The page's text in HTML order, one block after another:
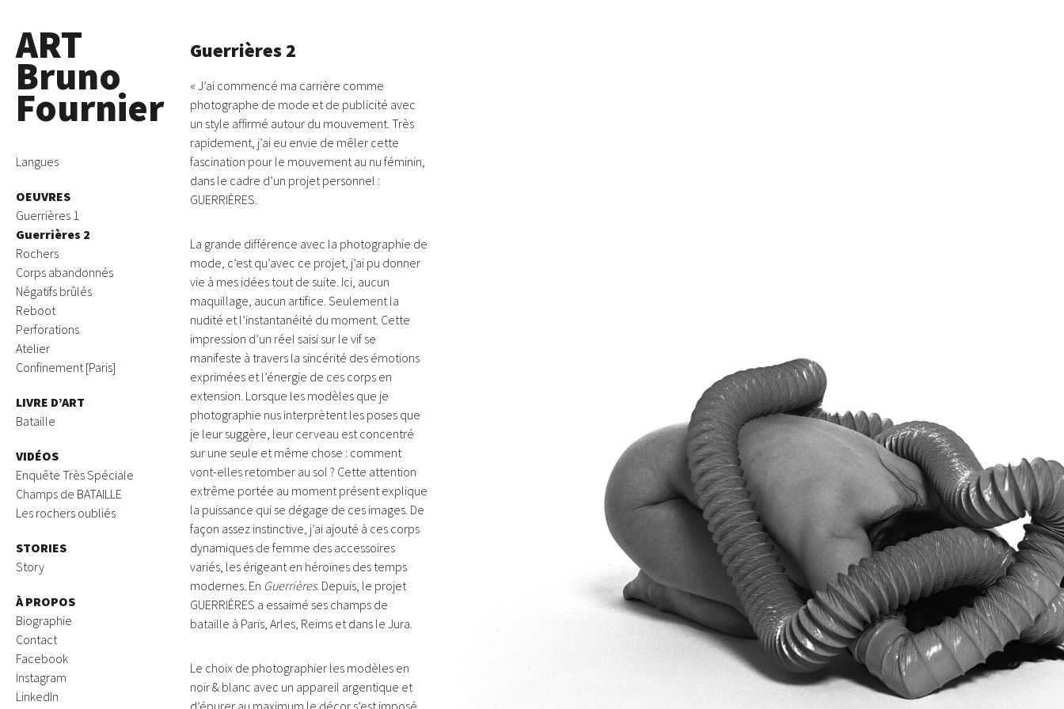
ART
Bruno
Fournier
Skip
content
Langues
OEUVRES
Guerrières 1
Guerrières 2
Rochers
Corps abandonnés
Négatifs brûlés
Reboot
Perforations
Atelier
Confinement [Paris]
LIVRE D’ART
Bataille
VIDÉOS
Enquête Très Spéciale
Champs de BATAILLE
Les rochers oubliés
STORIES
Story
À PROPOS
Biographie
Contact
Facebook
Instagram
LinkedIn
Guerrières 2
« J’ai commencé ma carrière comme
photographe de mode et de publicité avec
un style affirmé autour du mouvement. Très
rapidement, j’ai eu envie de mêler cette
fascination pour le mouvement au nu féminin,
dans le cadre d’un projet personnel :
GUERRIÈRES.
La grande différence avec la photographie de
mode, c’est qu’avec ce projet, j’ai pu donner
vie à mes idées tout de suite. Ici, aucun
maquillage, aucun artifice. Seulement la
nudité et l’instantanéité du moment. Cette
impression d’un réel saisi sur le vif se
manifeste à travers la sincérité des émotions
exprimées et l’énergie de ces corps en
extension. Lorsque les modèles que je
photographie nus interprètent les poses que
je leur suggère, leur cerveau est concentré
sur une seule et même chose : comment
vont-elles retomber au sol ? Cette attention
extrême portée au moment présent explique
la puissance qui se dégage de ces images. De
façon assez instinctive, j’ai ajouté à ces corps
dynamiques de femme des accessoires
variés, les érigeant en héroïnes des temps
modernes. En Guerrières. Depuis, le projet
GUERRIÈRES a essaimé ses champs de
bataille à Paris, Arles, Reims et dans le Jura.
Le choix de photographier les modèles en
noir & blanc avec un appareil argentique et
d’épurer au maximum le décor s’est imposé